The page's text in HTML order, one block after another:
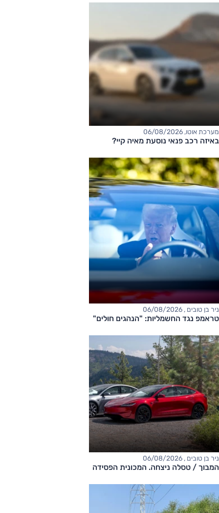
מערכת אוטו, 06/08/2026
באיזה רכב פנאי נוסעת מאיה קיי?
ניר בן טובים , 06/08/2026
טראמפ נגד החשמליות: "הנהגים חולים"
ניר בן טובים , 06/08/2026
המבוך / טסלה ניצחה. המכונית הפסידה